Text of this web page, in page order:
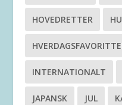
HOVEDRETTER
INTERNATIONALT
JAPANSK JUL